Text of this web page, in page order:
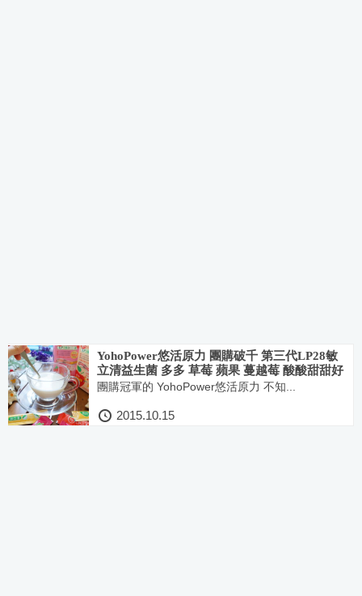
YohoPower悠活原力 團購破千 第三代LP28敏
立清益生菌 多多 草莓 蘋果 蔓越莓 酸酸甜甜好
好吃
團購冠軍的 YohoPower悠活原力 不知...
2015.10.15